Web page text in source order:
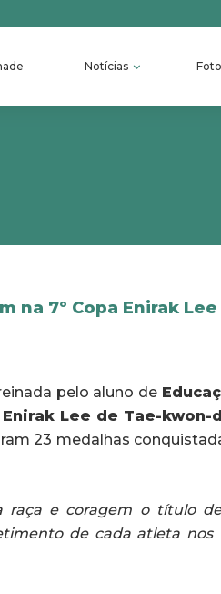
Notícias
na 7º Copa Enirak
pelo aluno de
Enirak Lee de Tae-kwon-
23 medalhas
e coragem o título
de cada atleta nos